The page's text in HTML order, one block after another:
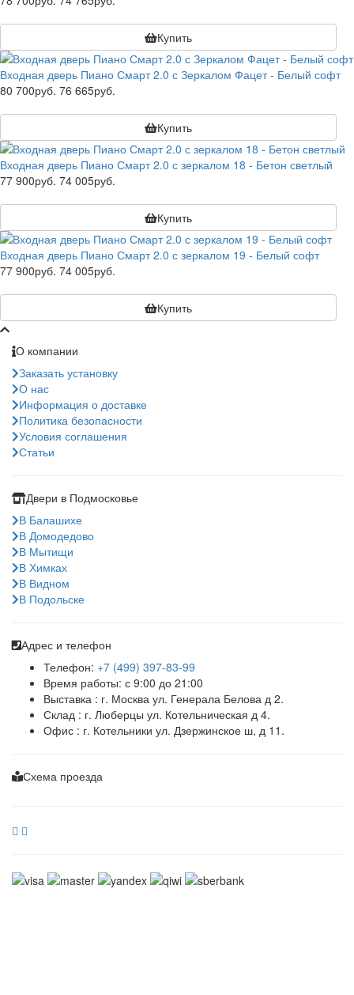
Купить
Входная дверь Пиано Смарт 2.0 с Зеркалом Фацет - Белый софт
80 700руб. 76 665руб.
Купить
Входная дверь Пиано Смарт 2.0 с зеркалом 18 - Бетон светлый
77 900руб. 74 005руб.
Купить
Входная дверь Пиано Смарт 2.0 с зеркалом 19 - Белый софт
77 900руб. 74 005руб.
Купить
О компании
Заказать установку
О нас
Информация о доставке
Политика безопасности
Условия соглашения
Статьи
Двери в Подмосковье
В Балашихе
В Домодедово
В Мытищи
В Химках
В Видном
В Подольске
Адрес и телефон
Телефон: +7 (499) 397-83-99
Время работы: с 9:00 до 21:00
Выставка : г. Москва ул. Генерала Белова д 2.
Склад : г. Люберцы ул. Котельническая д 4.
Офис : г. Котельники ул. Дзержинское ш, д 11.
Схема проезда